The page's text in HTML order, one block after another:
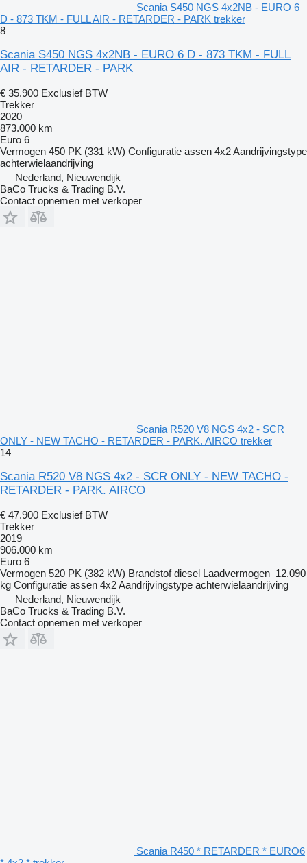
Scania S450 NGS 4x2NB - EURO 6
D - 873 TKM - FULL AIR - RETARDER - PARK trekker
8
Scania S450 NGS 4x2NB - EURO 6 D - 873 TKM - FULL
AIR - RETARDER - PARK
€ 35.900 Exclusief BTW
Trekker
2020
873.000 km
Euro 6
Vermogen 450 PK (331 kW) Configuratie assen 4x2Aandrijvingstype
achterwielaandrijving
Nederland, Nieuwendijk
BaCo Trucks & Trading B.V.
Contact opnemen met verkoper
Scania R520 V8 NGS 4x2 - SCR
ONLY - NEW TACHO - RETARDER - PARK. AIRCO trekker
14
Scania R520 V8 NGS 4x2 - SCR ONLY - NEW TACHO -
RETARDER - PARK. AIRCO
€ 47.900 Exclusief BTW
Trekker
2019
906.000 km
Euro 6
Vermogen 520 PK (382 kW) Brandstof diesel Laadvermogen 12.090
kg Configuratie assen 4x2Aandrijvingstype achterwielaandrijving
Nederland, Nieuwendijk
BaCo Trucks & Trading B.V.
Contact opnemen met verkoper
Scania R450 * RETARDER * EURO6